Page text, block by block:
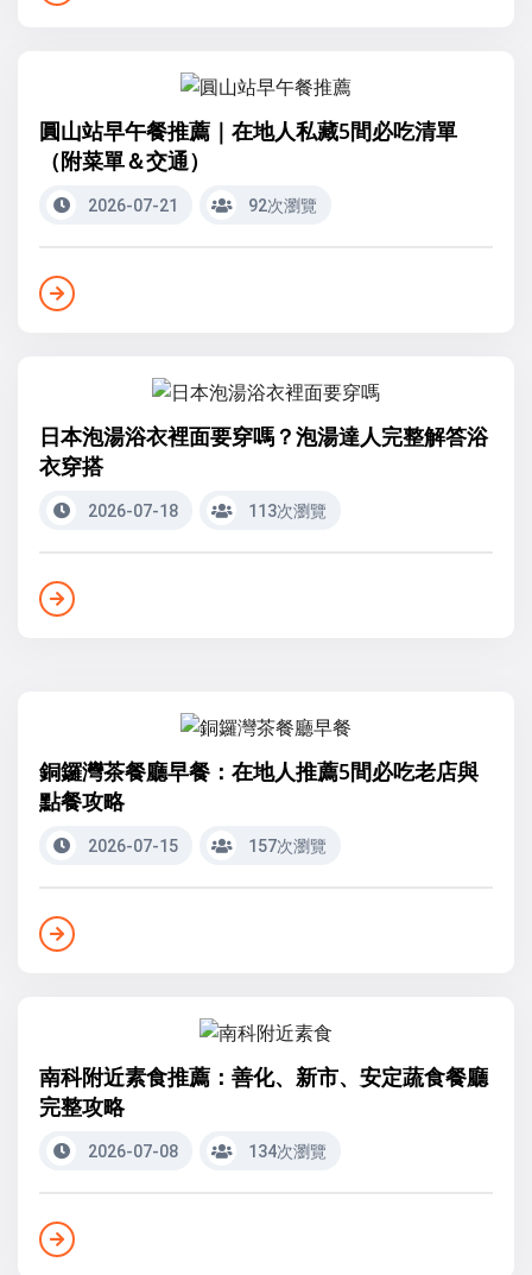
圓山站早午餐推薦｜在地人私藏5間必吃清單
（附菜單＆交通）
2026-07-21 92次瀏覽
日本泡湯浴衣裡面要穿嗎？泡湯達人完整解答浴
衣穿搭
2026-07-18 113次瀏覽
銅鑼灣茶餐廳早餐：在地人推薦5間必吃老店與
點餐攻略
2026-07-15 157次瀏覽
南科附近素食推薦：善化、新市、安定蔬食餐廳
完整攻略
2026-07-08 134次瀏覽